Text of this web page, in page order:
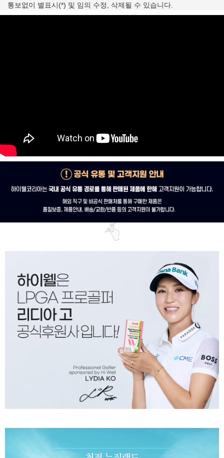
통보없이 별표시(*) 및 임의 수정, 삭제될 수 있습니다.